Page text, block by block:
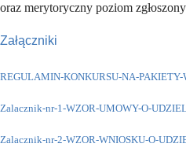
oraz merytoryczny poziom
Załączniki
REGULAMIN-KONKURSU-NA-PAKIETY-
Zalacznik-nr-1-WZOR-UMOWY-O-
Zalacznik-nr-2-WZOR-WNIOSKU-O-